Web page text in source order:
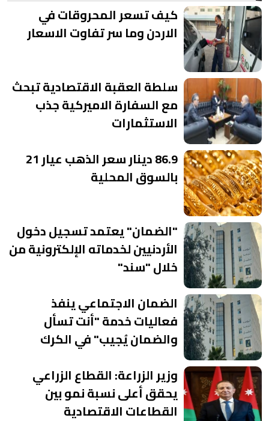
كيف تسعر المحروقات في
الاردن وما سر تفاوت الاسعار
سلطة العقبة الاقتصادية تبحث
مع السفارة الاميركية جذب
الاستثمارات
86.9 دينار سعر الذهب عيار 21
بالسوق المحلية
"الضمان" يعتمد تسجيل دخول
الأردنيين لخدماته الإلكترونية من
خلال "سند"
الضمان الاجتماعي ينفذ
فعاليات خدمة "أنت تسأل
والضمان يُجيب" في الكرك
وزير الزراعة: القطاع الزراعي
يحقق أعلى نسبة نمو بين
القطاعات الاقتصادية